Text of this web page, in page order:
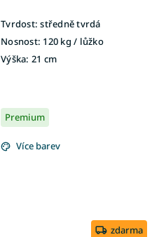
Tvrdost: středně tvrdá
Nosnost: 120 kg ​​​​​/ lůžko
Výška: 21 cm
Premium
Více barev
zdarma